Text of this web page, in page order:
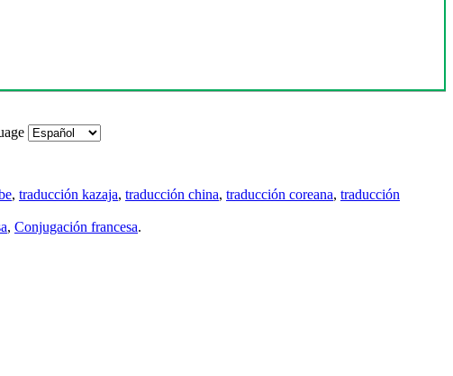
, traducción kazaja, traducción china, traducción coreana, traducción
, Conjugación francesa.